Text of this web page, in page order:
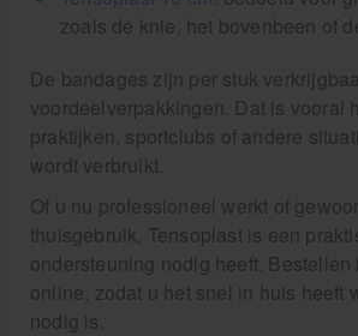
zoals de knie, het bovenbeen of
De bandages zijn per stuk
voordeelverpakkingen. Dat is vooral
praktijken, sportclubs of andere
wordt verbruikt.
Of u nu professioneel werkt of
thuisgebruik, Tensoplast is een
ondersteuning nodig heeft. Bestellen
online, zodat u het snel in huis heeft
nodig is.